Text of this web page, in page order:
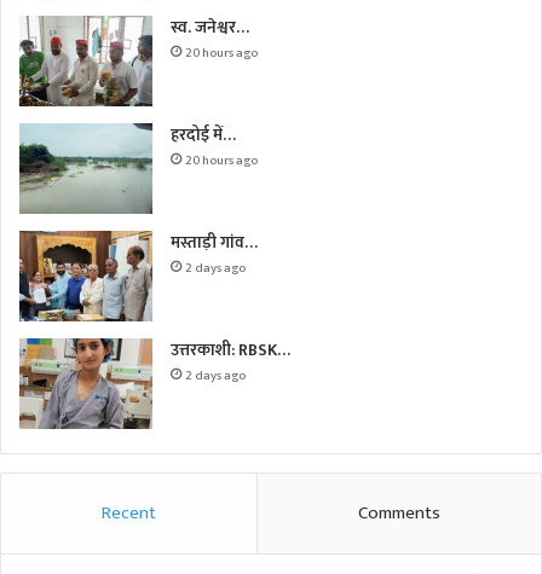
स्व. जनेश्वर…
20 hours ago
हरदोई में…
20 hours ago
मस्ताड़ी गांव…
2 days ago
उत्तरकाशी: RBSK…
2 days ago
Recent Comments